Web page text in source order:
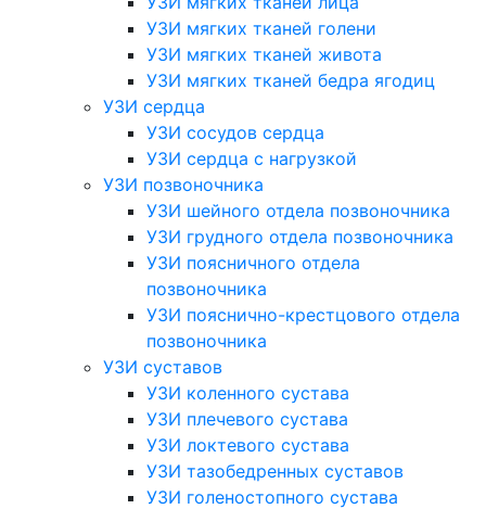
УЗИ мягких тканей голени
УЗИ мягких тканей живота
УЗИ мягких тканей бедра ягодиц
УЗИ сердца
УЗИ сосудов сердца
УЗИ сердца с нагрузкой
УЗИ позвоночника
УЗИ шейного отдела позвоночника
УЗИ грудного отдела позвоночника
УЗИ поясничного отдела
позвоночника
УЗИ пояснично-крестцового отдела
позвоночника
УЗИ суставов
УЗИ коленного сустава
УЗИ плечевого сустава
УЗИ локтевого сустава
УЗИ тазобедренных суставов
УЗИ голеностопного сустава